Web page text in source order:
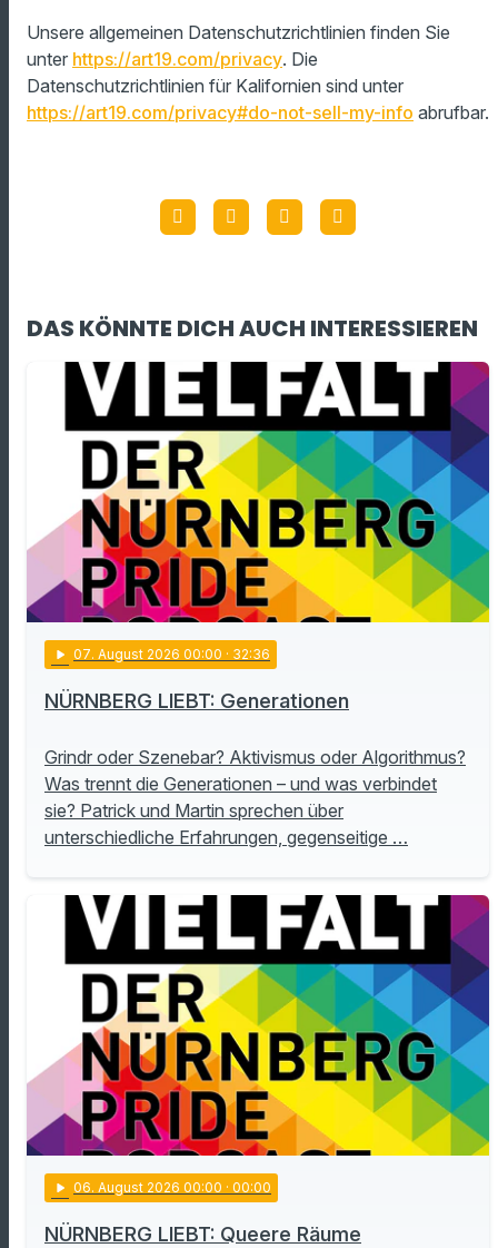
Unsere allgemeinen Datenschutzrichtlinien finden Sie
unter https://art19.com/privacy. Die
Datenschutzrichtlinien für Kalifornien sind unter
https://art19.com/privacy#do-not-sell-my-info abrufbar.
DAS KÖNNTE DICH AUCH INTERESSIEREN
play_arrow 07. August 2026 00:00 · 32:36
NÜRNBERG LIEBT: Generationen
Grindr oder Szenebar? Aktivismus oder Algorithmus?
Was trennt die Generationen – und was verbindet
sie? Patrick und Martin sprechen über
unterschiedliche Erfahrungen, gegenseitige …
play_arrow 06. August 2026 00:00 · 00:00
NÜRNBERG LIEBT: Queere Räume